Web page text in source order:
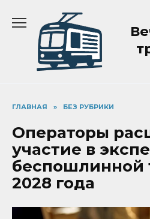
содержанию
ГЛАВНАЯ » БЕЗ РУБРИКИ
Операторы
участие в
беспошлинной
2028 года